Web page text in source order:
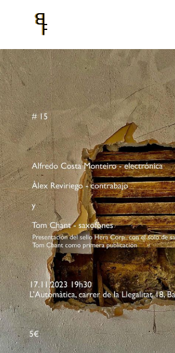
Events